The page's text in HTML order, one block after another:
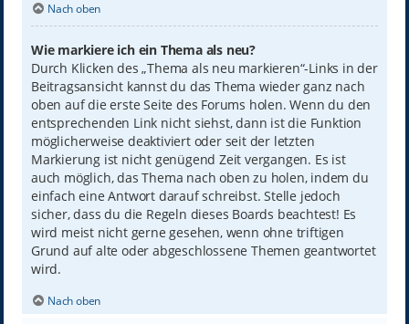
Nach oben
Wie markiere ich ein Thema als neu?
Durch Klicken des „Thema als neu markieren“-Links in der
Beitragsansicht kannst du das Thema wieder ganz nach
oben auf die erste Seite des Forums holen. Wenn du den
entsprechenden Link nicht siehst, dann ist die Funktion
möglicherweise deaktiviert oder seit der letzten
Markierung ist nicht genügend Zeit vergangen. Es ist
auch möglich, das Thema nach oben zu holen, indem du
einfach eine Antwort darauf schreibst. Stelle jedoch
sicher, dass du die Regeln dieses Boards beachtest! Es
wird meist nicht gerne gesehen, wenn ohne triftigen
Grund auf alte oder abgeschlossene Themen geantwortet
wird.
Nach oben